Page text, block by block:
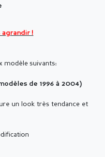
!
modèle suivants:
de 1996 à 2004)
un look très tendance et